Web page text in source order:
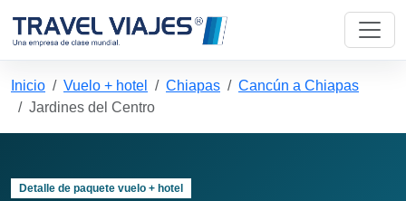
Inicio Vuelo + hotel Chiapas
Cancún a Chiapas
Jardines del Centro
Detalle de paquete vuelo + hotel